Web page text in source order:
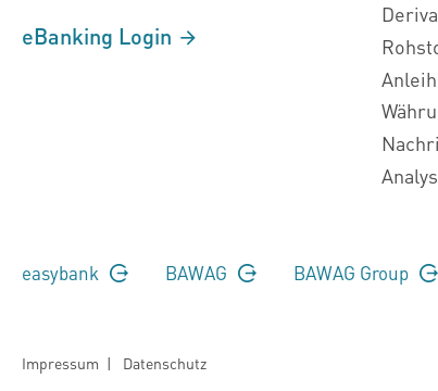
eBanking Login
easybank BAWAG BAWAG Group
Impressum | Datenschutz